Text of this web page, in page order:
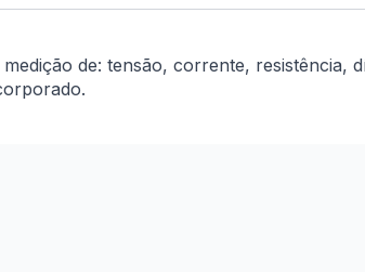
de: tensão, corrente, resistência,